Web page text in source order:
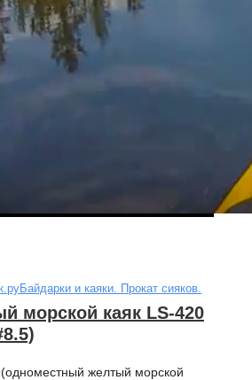
Байдарки и каяки. Прокат сияков.
морской каяк LS-420
желтый морской